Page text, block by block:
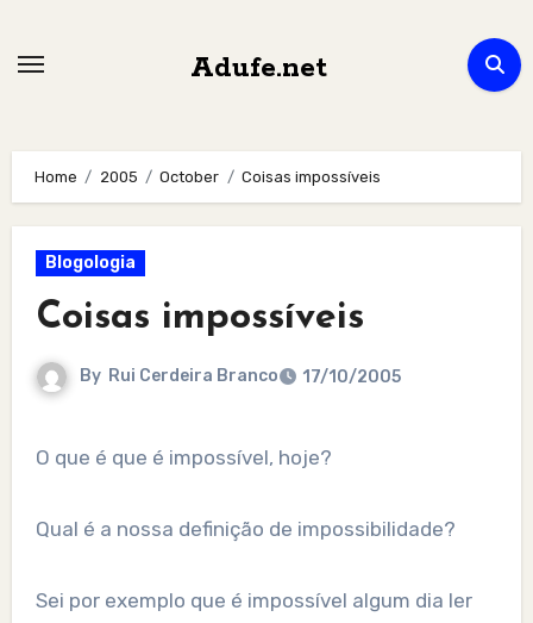
Adufe.net
Home 2005 October Coisas impossíveis
Blogologia
Coisas impossíveis
By Rui Cerdeira Branco 17/10/2005
O que é que é impossível, hoje?
Qual é a nossa definição de impossibilidade?
Sei por exemplo que é impossível algum dia ler